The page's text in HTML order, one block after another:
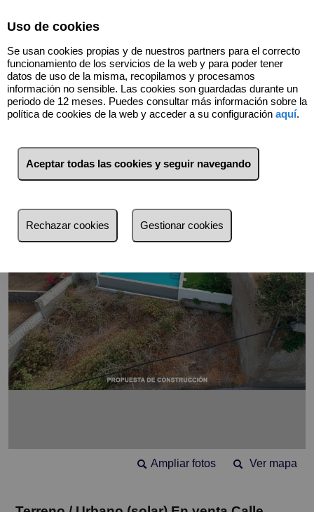
Volver
Ver mapa
Ampliar fotos
Uso de cookies
Se usan cookies propias y de nuestros partners para el correcto
funcionamiento de los servicios de la web y para poder tener
datos de uso de la misma, recopilamos y procesamos
información no sensible. Las cookies son guardadas durante un
periodo de 12 meses. Puedes consultar más información sobre la
política de cookies de la web y acceder a su configuración aquí.
Aceptar todas las cookies y seguir navegando
Rechazar cookies Gestionar cookies